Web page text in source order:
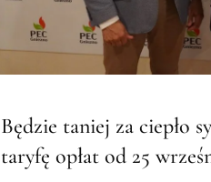
Będzie taniej za ciepło
taryfę opłat od 25